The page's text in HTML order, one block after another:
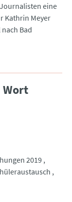
eine
Kathrin Meyer
nach Bad
Wort
2019